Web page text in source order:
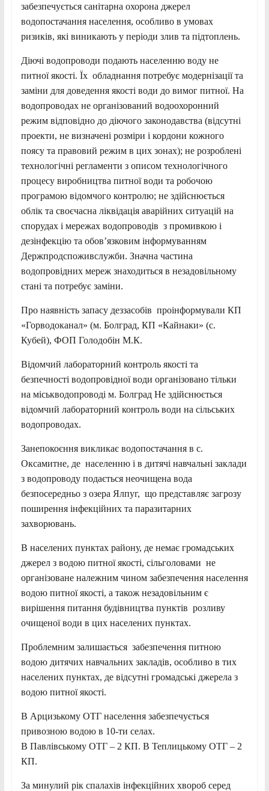
забезпечується санітарна охорона джерел
водопостачання населення, особливо в умовах
ризиків, які виникають у періоди злив та підтоплень.
Діючі водопроводи подають населенню воду не
питної якості. Їх обладнання потребує модернізації та
заміни для доведення якості води до вимог питної. На
водопроводах не організований водоохоронний
режим відповідно до діючого законодавства (відсутні
проекти, не визначені розміри і кордони кожного
поясу та правовий режим в цих зонах); не розроблені
технологічні регламенти з описом технологічного
процесу виробництва питної води та робочою
програмою відомчого контролю; не здійснюється
облік та своєчасна ліквідація аварійних ситуацій на
спорудах і мережах водопроводів з промивкою і
дезінфекцію та обов’язковим інформуванням
Держпродспоживслужби. Значна частина
водопровідних мереж знаходиться в незадовільному
стані та потребує заміни.
Про наявність запасу деззасобів проінформували КП
«Горводоканал» (м. Болград, КП «Кайнаки» (с.
Кубей), ФОП Голодобін М.К.
Відомчий лабораторний контроль якості та
безпечності водопровідної води організовано тільки
на міськводопроводі м. Болград Не здійснюється
відомчий лабораторний контроль води на сільських
водопроводах.
Занепокоєння викликає водопостачання в с.
Оксамитне, де населенню і в дитячі навчальні заклади
з водопроводу подається неочищена вода
безпосередньо з озера Ялпуг, що представляє загрозу
поширення інфекційних та паразитарних
захворювань.
В населених пунктах району, де немає громадських
джерел з водою питної якості, сільголовами не
організоване належним чином забезпечення населення
водою питної якості, а також незадовільним є
вирішення питання будівництва пунктів розливу
очищеної води в цих населених пунктах.
Проблемним залишається забезпечення питною
водою дитячих навчальних закладів, особливо в тих
населених пунктах, де відсутні громадські джерела з
водою питної якості.
В Арцизькому ОТГ населення забезпечується
привозною водою в 10-ти селах.
В Павлівському ОТГ – 2 КП. В Теплицькому ОТГ – 2
КП.
За минулий рік спалахів інфекційних хвороб серед